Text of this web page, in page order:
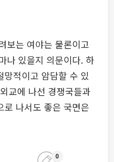
보는 여야는 물론이고
나 있을지 의문이다. 하
적이고 암담할 수 있
교에 나선 경쟁국들과
로 나서도 좋은 국면은
0